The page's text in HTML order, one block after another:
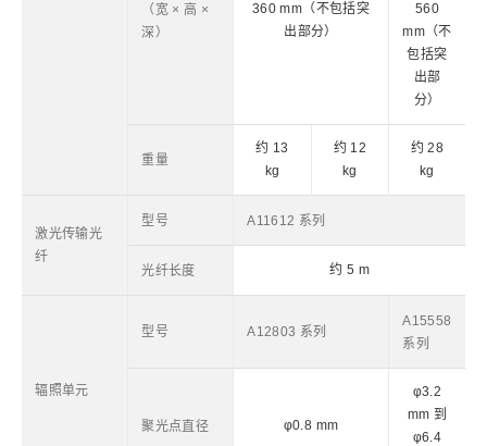
（宽 × 高 ×
深）
360 mm（不包括突
出部分）
560
mm（不
包括突
出部
分）
重量
约 13
kg
约 12
kg
约 28
kg
激光传输光
纤
型号 A11612 系列
光纤长度 约 5 m
辐照单元
型号 A12803 系列
A15558
系列
聚光点直径 φ0.8 mm
φ3.2
mm 到
φ6.4